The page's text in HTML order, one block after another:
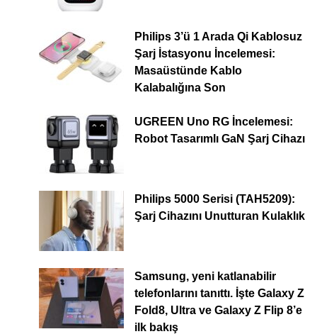
Philips 3’ü 1 Arada Qi Kablosuz
Şarj İstasyonu İncelemesi:
Masaüstünde Kablo
Kalabalığına Son
UGREEN Uno RG İncelemesi:
Robot Tasarımlı GaN Şarj Cihazı
Philips 5000 Serisi (TAH5209):
Şarj Cihazını Unutturan Kulaklık
Samsung, yeni katlanabilir
telefonlarını tanıttı. İşte Galaxy Z
Fold8, Ultra ve Galaxy Z Flip 8’e
ilk bakış